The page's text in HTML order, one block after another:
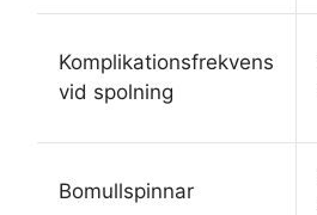
Komplikationsfrekvens
vid spolning
Bomullspinnar